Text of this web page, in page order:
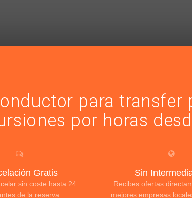
para transfer
por horas
Gratis
sin coste hasta 24
de la reserva.
Sin
Recibes ofertas
mejores empresas